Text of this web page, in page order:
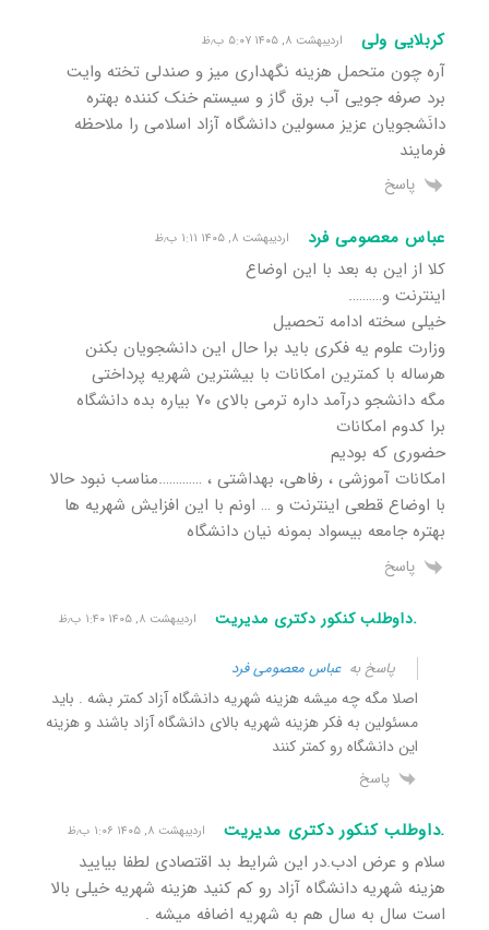
کربلایی ولی اردیبهشت ۸, ۱۴۰۵ ۵:۰۷ ب٫ظ
آره چون متحمل هزینه نگهداری میز و صندلی تخته وایت
برد صرفه جویی آب برق گاز و سیستم خنک کننده بهتره
دانَشجویان عزیز مسولین دانشگاه آزاد اسلامی را ملاحظه
فرمایند
پاسخ
عباس معصومی فرد اردیبهشت ۸, ۱۴۰۵ ۱:۱۱ ب٫ظ
کلا از این به بعد با این اوضاع
اینترنت و……….
خیلی سخته ادامه تحصیل
وزارت علوم یه فکری باید برا حال این دانشجویان بکنن
هرساله با کمترین امکانات با بیشترین شهریه پرداختی
مگه دانشجو درآمد داره ترمی بالای ۷۰ بیاره بده دانشگاه
برا کدوم امکانات
حضوری که بودیم
امکانات آموزشی ، رفاهی، بهداشتی ، ………….مناسب نبود حالا
با اوضاع قطعی اینترنت و … اونم با این افزایش شهریه ها
بهتره جامعه بیسواد بمونه نیان دانشگاه
پاسخ
.داوطلب کنکور دکتری مدیریت اردیبهشت ۸, ۱۴۰۵ ۱:۴۰ ب٫ظ
پاسخ بهعباس معصومی فرد
اصلا مگه چه میشه هزینه شهریه دانشگاه آزاد کمتر بشه . باید
مسئولین به فکر هزینه شهریه بالای دانشگاه آزاد باشند و هزینه
این دانشگاه رو کمتر کنند
پاسخ
.داوطلب کنکور دکتری مدیریت اردیبهشت ۸, ۱۴۰۵ ۱:۰۶ ب٫ظ
سلام و عرض ادب.در این شرایط بد اقتصادی لطفا بیایید
هزینه شهریه دانشگاه آزاد رو کم کنید هزینه شهریه خیلی بالا
است سال به سال هم به شهریه اضافه میشه .